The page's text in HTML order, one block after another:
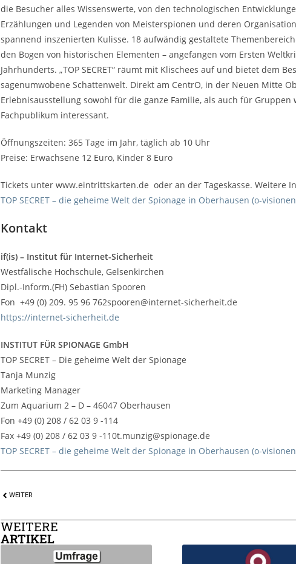
die Besucher alles Wissenswerte, von den technologischen
Erzählungen und Legenden von Meisterspionen und deren
spannend inszenierten Kulisse. 18 aufwändig gestaltete
den Bogen von historischen Elementen – angefangen vom Ersten
Jahrhunderts. „TOP SECRET“ räumt mit Klischees auf und bietet dem
sagenumwobene Schattenwelt. Direkt am CentrO, in der Neuen Mitte
Erlebnisausstellung sowohl für die ganze Familie, als auch für Gruppen
Fachpublikum interessant.
Öffnungszeiten: 365 Tage im Jahr, täglich ab 10 Uhr
Preise: Erwachsene 12 Euro, Kinder 8 Euro
Tickets unter www.eintrittskarten.de oder an der Tageskasse. Weitere
TOP SECRET – die geheime Welt der Spionage in Oberhausen (o-
Kontakt
if(is) – Institut für Internet-Sicherheit
Westfälische Hochschule, Gelsenkirchen
Dipl.-Inform.(FH) Sebastian Spooren
Fon +49 (0) 209. 95 96 762spooren@internet-sicherheit.de
https://internet-sicherheit.de
INSTITUT FÜR SPIONAGE GmbH
TOP SECRET – Die geheime Welt der Spionage
Tanja Munzig
Marketing Manager
Zum Aquarium 2 – D – 46047 Oberhausen
Fon +49 (0) 208 / 62 03 9 -114
Fax +49 (0) 208 / 62 03 9 -110t.munzig@spionage.de
TOP SECRET – die geheime Welt der Spionage in Oberhausen (o-
WEITER
WEITERE
ARTIKEL